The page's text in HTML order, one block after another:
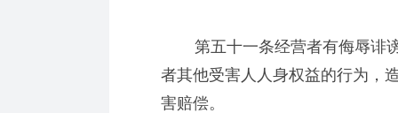
第五十一条经营者有侮辱诽谤
者其他受害人人身权益的行为，
害赔偿。